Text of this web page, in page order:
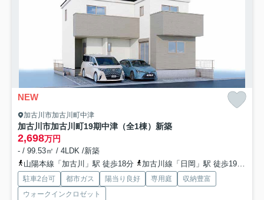
NEW
加古川市加古川町中津
加古川市加古川町19期中津（全1棟）新築
2,698万円
- / 99.53㎡ / 4LDK /新築
山陽本線「加古川」駅 徒歩18分
加古川線「日岡」駅 徒歩19分
駐車2台可 都市ガス 陽当り良好 専用庭
収納豊富
ウォークインクロゼット